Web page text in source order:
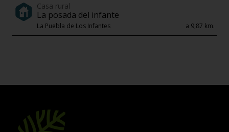
Casa rural
La posada del infante
La Puebla de Los Infantes a 9,87 km.